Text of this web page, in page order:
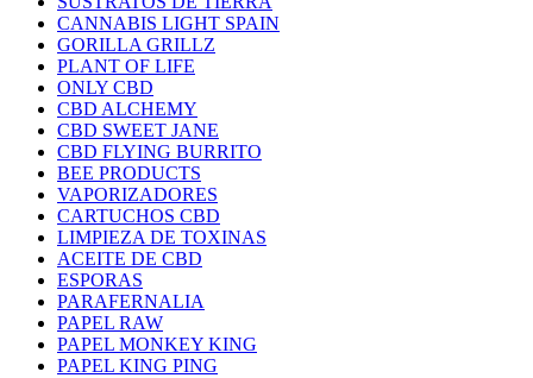
CANNABIS LIGHT SPAIN
GORILLA GRILLZ
PLANT OF LIFE
ONLY CBD
CBD ALCHEMY
CBD SWEET JANE
CBD FLYING BURRITO
BEE PRODUCTS
VAPORIZADORES
CARTUCHOS CBD
LIMPIEZA DE TOXINAS
ACEITE DE CBD
ESPORAS
PARAFERNALIA
PAPEL RAW
PAPEL MONKEY KING
PAPEL KING PING